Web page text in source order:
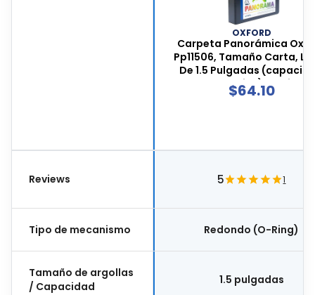
OXFORD
Carpeta Panorámica
Pp11506, Tamaño Carta,
De 1.5 Pulgadas
Para 375 Hojas), 3 Arillos
Forma De "d", Material
$64.10
Reviews 5 1
Tipo de mecanismo Redondo (O-Ring)
Tamaño de argollas
/ Capacidad
1.5 pulgadas